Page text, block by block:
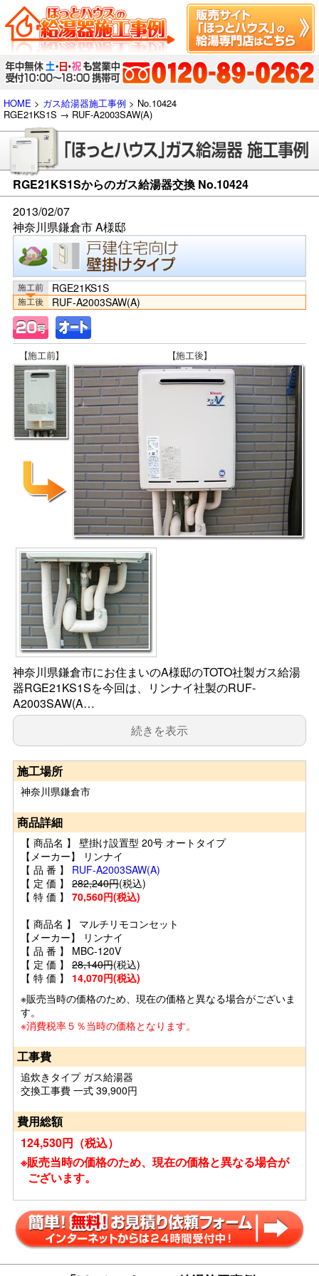
HOME > ガス給湯器施工事例 > No.10424
RGE21KS1S → RUF-A2003SAW(A)
RGE21KS1Sからのガス給湯器交換 No.10424
2013/02/07
神奈川県鎌倉市 A様邸
RGE21KS1S
RUF-A2003SAW(A)
神奈川県鎌倉市にお住まいのA様邸のTOTO社製ガス給湯
器RGE21KS1Sを今回は、リンナイ社製のRUF-
A2003SAW(A…
続きを表示
施工場所
神奈川県鎌倉市
商品詳細
【 商品名 】 壁掛け設置型 20号 オートタイプ
【メーカー】 リンナイ
【 品 番 】 RUF-A2003SAW(A)
【 定 価 】 282,240円(税込)
【 特 価 】 70,560円(税込)
【 商品名 】 マルチリモコンセット
【メーカー】 リンナイ
【 品 番 】 MBC-120V
【 定 価 】 28,140円(税込)
【 特 価 】 14,070円(税込)
※販売当時の価格のため、現在の価格と異なる場合がございま
す。
※消費税率５％当時の価格となります。
工事費
追炊きタイプ ガス給湯器
交換工事費 一式 39,900円
費用総額
124,530円（税込）
※販売当時の価格のため、現在の価格と異なる場合が
ございます。